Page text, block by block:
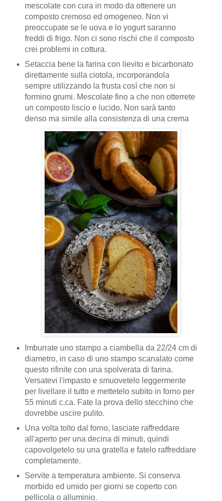
mescolate con cura in modo da ottenere un
composto cremoso ed omogeneo. Non vi
preoccupate se le uova e lo yogurt saranno
freddi di frigo. Non ci sono rischi che il composto
crei problemi in cottura.
Setaccia bene la farina con lievito e bicarbonato
direttamente sulla ciotola, incorporandola
sempre utilizzando la frusta così che non si
formino grumi. Mescolate fino a che non otterrete
un composto liscio e lucido. Non sarà tanto
denso ma simile alla consistenza di una crema
Imburrate uno stampo a ciambella da 22/24 cm di
diametro, in caso di uno stampo scanalato come
questo rifinite con una spolverata di farina.
Versatevi l'impasto e smuovetelo leggermente
per livellare il tutto e mettetelo subito in forno per
55 minuti c.ca. Fate la prova dello stecchino che
dovrebbe uscire pulito.
Una volta tolto dal forno, lasciate raffreddare
all'aperto per una decina di minuti, quindi
capovolgetelo su una gratella e fatelo raffreddare
completamente.
Servite a temperatura ambiente. Si conserva
morbido ed umido per giorni se coperto con
pellicola o alluminio.